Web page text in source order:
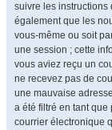
suivre les instructions
également que les
vous-même ou soit
une session ; cette
vous aviez reçu un
ne recevez pas de
une mauvaise
a été filtré en tant que
courrier électronique